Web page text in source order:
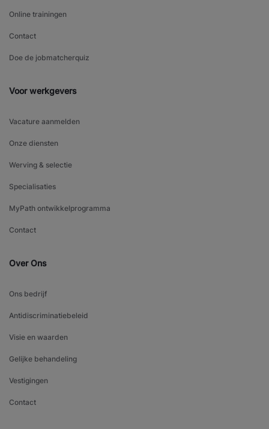
Online trainingen
Contact
Doe de jobmatcherquiz
Voor werkgevers
Vacature aanmelden
Onze diensten
Werving & selectie
Specialisaties
MyPath ontwikkelprogramma
Contact
Over Ons
Ons bedrijf
Antidiscriminatiebeleid
Visie en waarden
Gelijke behandeling
Vestigingen
Contact